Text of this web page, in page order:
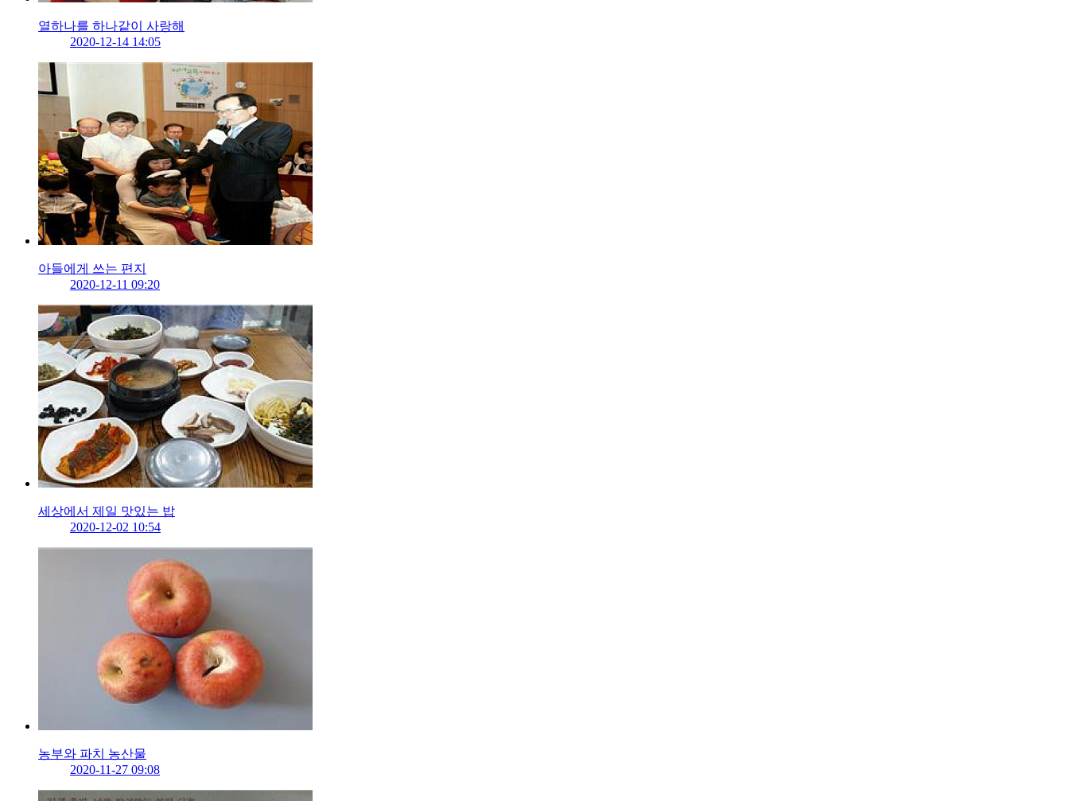
열하나를 하나같이 사랑해
2020-12-14 14:05
아들에게 쓰는 편지
2020-12-11 09:20
세상에서 제일 맛있는 밥
2020-12-02 10:54
농부와 파치 농산물
2020-11-27 09:08